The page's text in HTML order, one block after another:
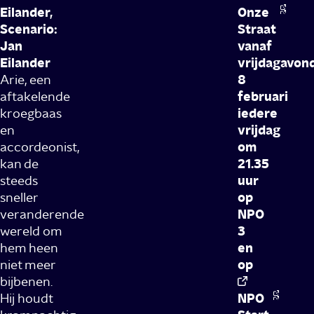
Eilander,
Scenario:
Jan
Eilander
Arie, een
aftakelende
kroegbaas
en
accordeonist,
kan de
steeds
sneller
veranderende
wereld om
hem heen
niet meer
bijbenen.
Hij houdt
Onze
Straat
vanaf
8
februari
iedere
vrijdag
om
21.35
uur
op
NPO
3
en
op
NPO